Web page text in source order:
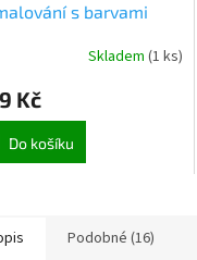
s barvami
Skladem (1 ks)
Kč
Do košíku
Podobné (16)